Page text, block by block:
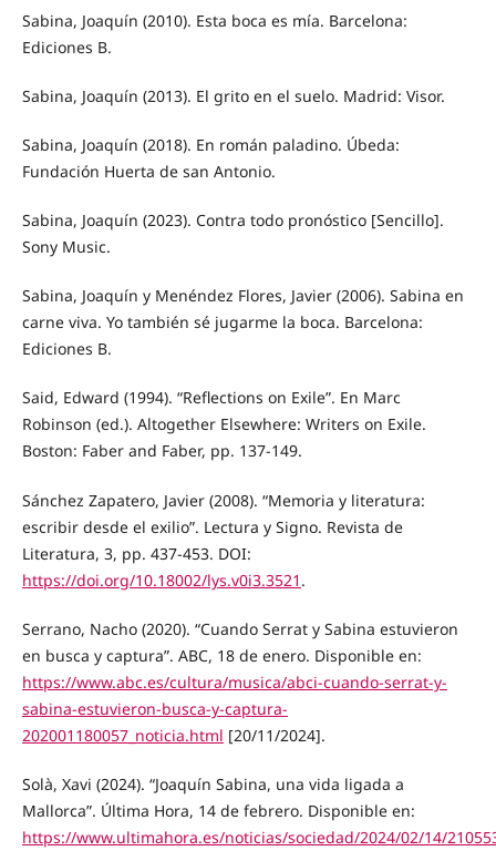
Sabina, Joaquín (2010). Esta boca es mía. Barcelona:
Ediciones B.
Sabina, Joaquín (2013). El grito en el suelo. Madrid: Visor.
Sabina, Joaquín (2018). En román paladino. Úbeda:
Fundación Huerta de san Antonio.
Sabina, Joaquín (2023). Contra todo pronóstico [Sencillo].
Sony Music.
Sabina, Joaquín y Menéndez Flores, Javier (2006). Sabina en
carne viva. Yo también sé jugarme la boca. Barcelona:
Ediciones B.
Said, Edward (1994). “Reflections on Exile”. En Marc
Robinson (ed.). Altogether Elsewhere: Writers on Exile.
Boston: Faber and Faber, pp. 137-149.
Sánchez Zapatero, Javier (2008). “Memoria y literatura:
escribir desde el exilio”. Lectura y Signo. Revista de
Literatura, 3, pp. 437-453. DOI:
https://doi.org/10.18002/lys.v0i3.3521 .
Serrano, Nacho (2020). “Cuando Serrat y Sabina estuvieron
en busca y captura”. ABC, 18 de enero. Disponible en:
https://www.abc.es/cultura/musica/abci-cuando-serrat-y-
sabina-estuvieron-busca-y-captura-
202001180057_noticia.html [20/11/2024].
Solà, Xavi (2024). “Joaquín Sabina, una vida ligada a
Mallorca”. Última Hora, 14 de febrero. Disponible en:
https://www.ultimahora.es/noticias/sociedad/2024/02/14/